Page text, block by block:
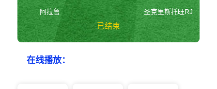
阿拉鲁
已结束
圣克里斯托旺RJ
在线播放：